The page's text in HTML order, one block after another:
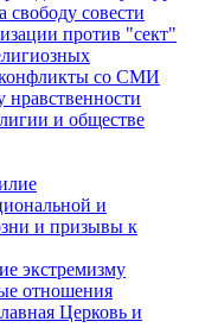
свободу совести
против "сект"
со СМИ
и обществе
и
и призывы к
экстремизму
отношения
Церковь и